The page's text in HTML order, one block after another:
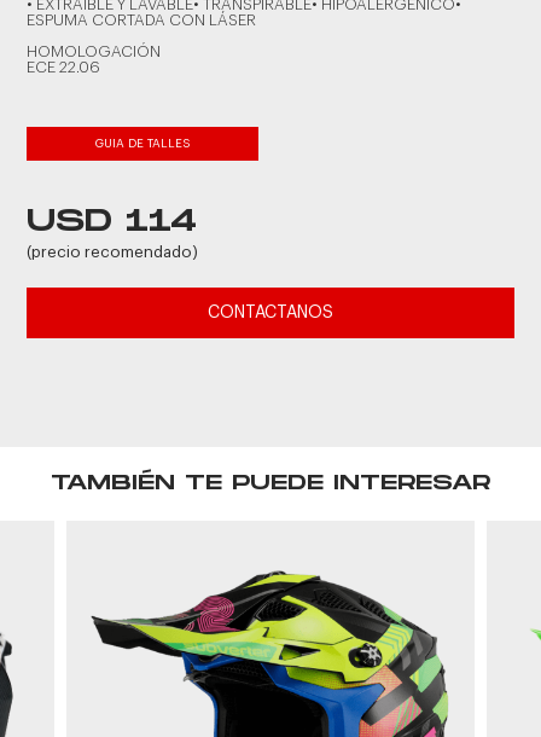
• EXTRAÍBLE Y LAVABLE• TRANSPIRABLE• HIPOALERGÉNICO•
ESPUMA CORTADA CON LÁSER
HOMOLOGACIÓN
ECE 22.06
GUIA DE TALLES
USD 114
(precio recomendado)
CONTACTANOS
TAMBIÉN TE PUEDE INTERESAR